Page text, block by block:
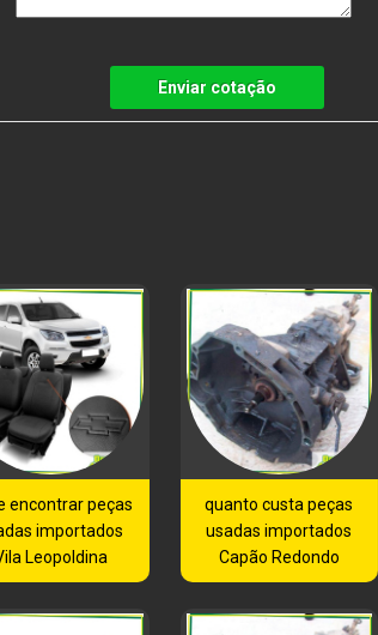
Enviar cotação
encontrar peças
importados
Leopoldina
quanto custa peças
usadas importados
Capão Redondo